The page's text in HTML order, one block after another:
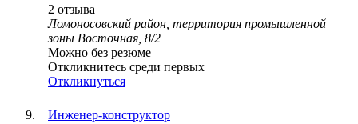
2 отзыва
Ломоносовский район, территория промышленной
зоны Восточная, 8/2
Можно без резюме
Откликнитесь среди первых
Откликнуться
Инженер-конструктор